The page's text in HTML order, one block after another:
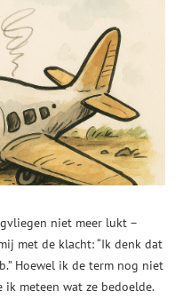
niet meer lukt –
met de klacht: “Ik denk dat
Hoewel ik de term nog niet
meteen wat ze bedoelde.